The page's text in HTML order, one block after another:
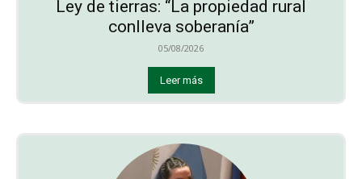
Ley de tierras: “La propiedad rural
conlleva soberanía”
05/08/2026
Leer más